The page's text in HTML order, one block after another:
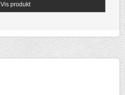
Vis produkt